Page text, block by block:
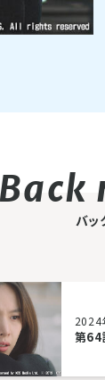
バッ
2024
第64